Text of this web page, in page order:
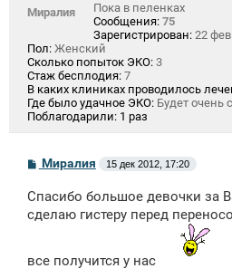
Миралия
Пока в пеленках
Сообщения: 75
Зарегистрирован: 22
Пол: Женский
Сколько попыток ЭКО: 3
Стаж бесплодия: 7
В каких клиниках проводилось
Где было удачное ЭКО: Будет очень
Поблагодарили: 1 раз
С
б
щ
е
е
Миралия 15 дек 2012, 17:20
Спасибо большое девочки за
сделаю гистеру перед
все получится у нас